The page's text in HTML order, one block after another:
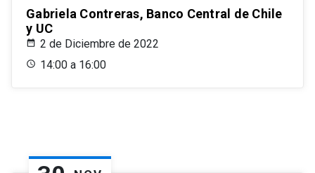
Gabriela Contreras, Banco Central de Chile
y UC
2 de Diciembre de 2022
14:00 a 16:00